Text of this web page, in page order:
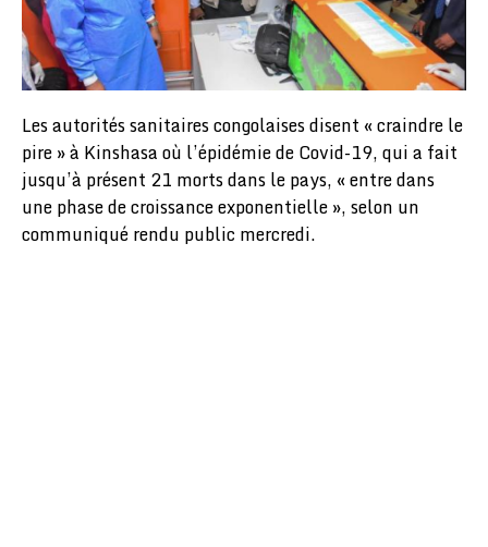
Les autorités sanitaires congolaises disent « craindre le
pire » à Kinshasa où l’épidémie de Covid-19, qui a fait
jusqu’à présent 21 morts dans le pays, « entre dans
une phase de croissance exponentielle », selon un
communiqué rendu public mercredi.